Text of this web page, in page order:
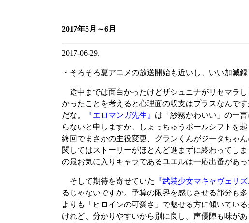
2017年5月～6月
2017-06-29.
・そろそろ夏アニメの放送開始も近いし、いい加減
途中までは面白かったけどザシュニナがリセマラ
かったことを考えると心理面の収支はプラスなんで
だな。
『エロマンガ先生』 は「紗霧かわいい」の一言
らないと申しますか、しょっちゅうポールシフトを
終回でまさかの主役変更、グランくんがジータちゃ
関してはストーリーがほとんど進まずに終わってし
の最お気に入りキャラであるユエルは一応出番があっ
そして期待を寄せていた 『武装少女マキャヴェリズ
るじゃないですか。予算の限界を感じさせる部分も
よりも「ヒロインの可愛さ」で魅せる方に傾いてい
けれど、分かりやすいから別に良し。声優陣も味が